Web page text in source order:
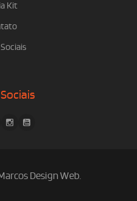
Kit
Design Web.